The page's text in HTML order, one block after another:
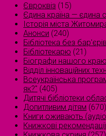
Євроквіз (15)
Єдина країна — єдина
Історія міста
Анонси (240)
Бібліотека без бар'єрів
Бібліотекарю (21)
Біографи нашого краю
Відділ інноваційних
Всеукраїнська
як?" (405)
Дитячі бібліотеки
Допитливим дітям (670)
Книги оживають
Книжкові